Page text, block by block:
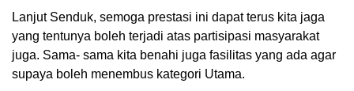
Lanjut Senduk, semoga prestasi ini dapat terus kita jaga
yang tentunya boleh terjadi atas partisipasi masyarakat
juga. Sama- sama kita benahi juga fasilitas yang ada agar
supaya boleh menembus kategori Utama.